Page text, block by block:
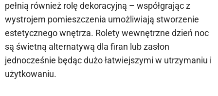
pełnią również rolę dekoracyjną – współgrając z
wystrojem pomieszczenia umożliwiają stworzenie
estetycznego wnętrza. Rolety wewnętrzne dzień noc
są świetną alternatywą dla firan lub zasłon
jednocześnie będąc dużo łatwiejszymi w utrzymaniu i
użytkowaniu.